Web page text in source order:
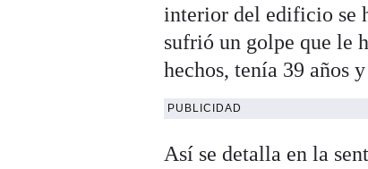
interior del edificio se
sufrió un golpe que le
hechos, tenía 39 años
PUBLICIDAD
Así se detalla en la